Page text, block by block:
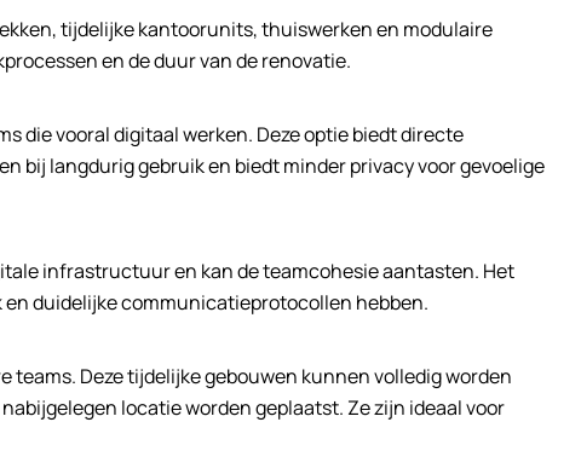
tijdelijke kantoorunits, thuiswerken en modulaire
en de duur van de renovatie.
die vooral digitaal werken. Deze optie biedt directe
bij langdurig gebruik en biedt minder privacy voor gevoelige
infrastructuur en kan de teamcohesie aantasten. Het
duidelijke communicatieprotocollen hebben.
Deze tijdelijke gebouwen kunnen volledig worden
locatie worden geplaatst. Ze zijn ideaal voor